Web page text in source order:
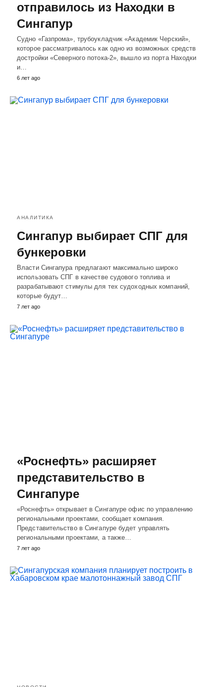
отправилось из Находки в
Сингапур
Судно «Газпрома», трубоукладчик «Академик Черский»,
которое рассматривалось как одно из возможных средств
достройки «Северного потока-2», вышло из порта Находки
и…
6 лет ago
АНАЛИТИКА
Сингапур выбирает СПГ для
бункеровки
Власти Сингапура предлагают максимально широко
использовать СПГ в качестве судового топлива и
разрабатывают стимулы для тех судоходных компаний,
которые будут…
7 лет ago
«Роснефть» расширяет
представительство в
Сингапуре
«Роснефть» открывает в Сингапуре офис по управлению
региональными проектами, сообщает компания.
Представительство в Сингапуре будет управлять
региональными проектами, а также…
7 лет ago